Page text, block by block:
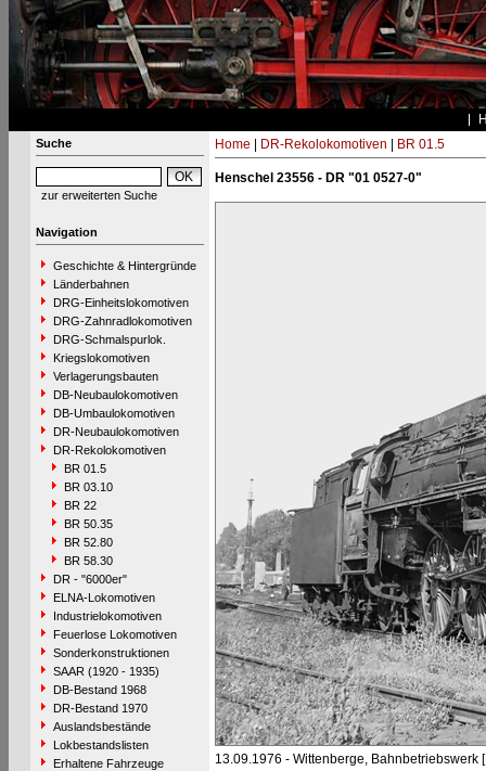
Suche
zur erweiterten Suche
Navigation
Geschichte & Hintergründe
Länderbahnen
DRG-Einheitslokomotiven
DRG-Zahnradlokomotiven
DRG-Schmalspurlok.
Kriegslokomotiven
Verlagerungsbauten
DB-Neubaulokomotiven
DB-Umbaulokomotiven
DR-Neubaulokomotiven
DR-Rekolokomotiven
BR 01.5
BR 03.10
BR 22
BR 50.35
BR 52.80
BR 58.30
DR - "6000er"
ELNA-Lokomotiven
Industrielokomotiven
Feuerlose Lokomotiven
Sonderkonstruktionen
SAAR (1920 - 1935)
DB-Bestand 1968
DR-Bestand 1970
Auslandsbestände
Lokbestandslisten
Erhaltene Fahrzeuge
Home DR-Rekolokomotiven BR 01.5
Henschel 23556 - DR "01 0527-0"
13.09.1976 - Wittenberge, Bahnbetriebswerk